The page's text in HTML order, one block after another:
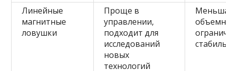
Линейные
магнитные
ловушки
Проще в
управлении,
подходит для
исследований
новых
технологий